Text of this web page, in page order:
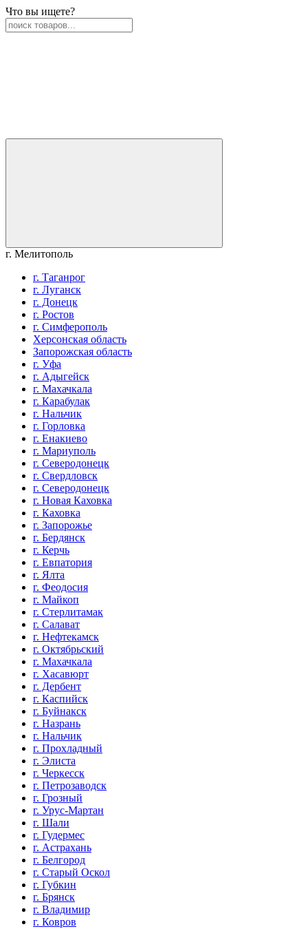
Что вы ищете?
г. Мелитополь
г. Таганрог
г. Луганск
г. Донецк
г. Ростов
г. Симферополь
Херсонская область
Запорожская область
г. Уфа
г. Адыгейск
г. Махачкала
г. Карабулак
г. Нальчик
г. Горловка
г. Енакиево
г. Мариуполь
г. Северодонецк
г. Свердловск
г. Северодонецк
г. Новая Каховка
г. Каховка
г. Запорожье
г. Бердянск
г. Керчь
г. Евпатория
г. Ялта
г. Феодосия
г. Майкоп
г. Стерлитамак
г. Салават
г. Нефтекамск
г. Октябрьский
г. Махачкала
г. Хасавюрт
г. Дербент
г. Каспийск
г. Буйнакск
г. Назрань
г. Нальчик
г. Прохладный
г. Элиста
г. Черкесск
г. Петрозаводск
г. Грозный
г. Урус-Мартан
г. Шали
г. Гудермес
г. Астрахань
г. Белгород
г. Старый Оскол
г. Губкин
г. Брянск
г. Владимир
г. Ковров